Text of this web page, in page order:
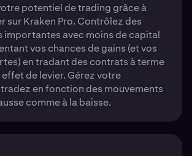
potentiel de trading grâce à
sur Kraken Pro. Contrôlez des
importantes avec moins de capital
vos chances de gains (et vos
en tradant des contrats à terme
effet de levier. Gérez votre
en fonction des mouvements
comme à la baisse.